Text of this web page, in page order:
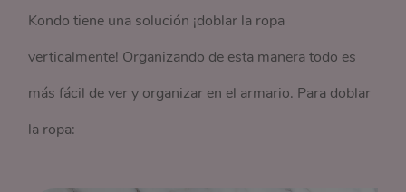
Kondo tiene una solución ¡doblar la ropa
verticalmente! Organizando de esta manera todo es
más fácil de ver y organizar en el armario. Para doblar
la ropa: